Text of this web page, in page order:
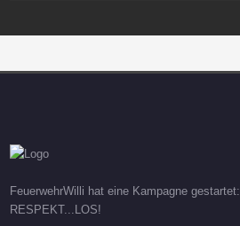
FeuerwehrWilli hat eine Kampagne gestartet:
RESPEKT...LOS!